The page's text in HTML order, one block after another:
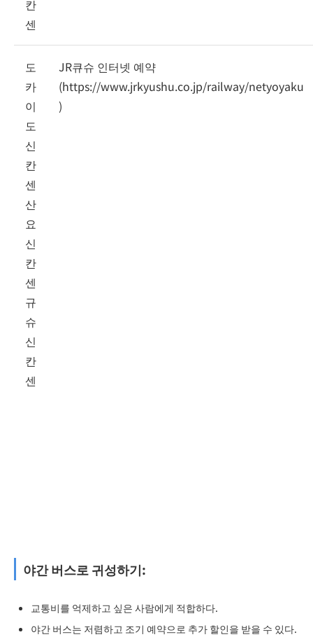
칸
센
도
카
이
도
신
칸
센
산
요
신
칸
센
규
슈
신
칸
센
JR큐슈 인터넷 예약
(https://www.jrkyushu.co.jp/railway/netyoyaku
)
야간 버스로 귀성하기:
교통비를 억제하고 싶은 사람에게 적합하다.
야간 버스는 저렴하고 조기 예약으로 추가 할인을 받을 수 있다.